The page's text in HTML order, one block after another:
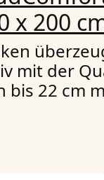
x 200
mit der
bis 22 cm